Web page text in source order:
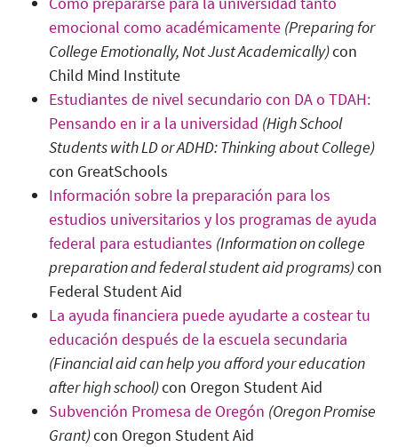
emocional como académicamente (Preparing for
College Emotionally, Not Just Academically)con
Child Mind Institute
Estudiantes de nivel secundario con DA o TDAH:
Pensando en ir a la universidad (High School
Students with LD or ADHD: Thinking about College)
con GreatSchools
Información sobre la preparación para los
estudios universitarios y los programas de ayuda
federal para estudiantes (Information on college
preparation and federal student aid programs)con
Federal Student Aid
La ayuda financiera puede ayudarte a costear tu
educación después de la escuela secundaria
(Financial aid can help you afford your education
after high school)con Oregon Student Aid
Subvención Promesa de Oregón (Oregon Promise
Grant)con Oregon Student Aid